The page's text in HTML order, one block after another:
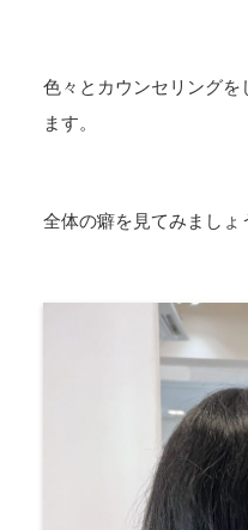
色々とカウンセリングを
ます。
全体の癖を見てみましょ